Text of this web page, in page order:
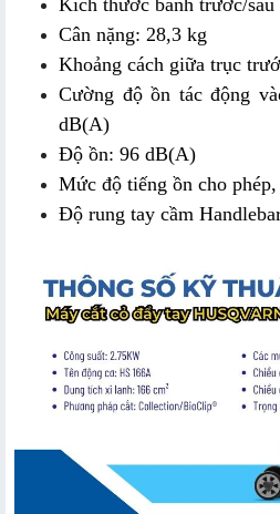
Cân nặng: 28,3 kg
Khoảng cách giữa trục
Cường độ ồn tác động
dB(A)
Độ ồn: 96 dB(A)
Mức độ tiếng ồn cho
Độ rung tay cầm